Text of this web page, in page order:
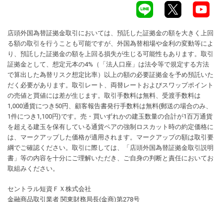
店頭外国為替証拠金取引においては、預託した証拠金の額を大きく上回
る額の取引を行うことも可能ですが、外国為替相場や金利の変動等によ
り、預託した証拠金の額を上回る損失が生じる可能性もあります。取引
証拠金として、想定元本の4%（「法人口座」は法令等で規定する方法
で算出した為替リスク想定比率）以上の額の必要証拠金を予め預託いた
だく必要があります。取引レート、両替レートおよびスワップポイント
の売値と買値には差が生じます。取引手数料は無料、受渡手数料は
1,000通貨につき50円、顧客報告書発行手数料は無料(郵送の場合のみ、
1件につき1,100円)です。売・買いずれかの建玉数量の合計が1百万通貨
を超える建玉を保有している通貨ペアの強制ロスカット時の約定価格に
は、マークアップした価格が適用されます。マークアップの額は取引要
綱でご確認ください。取引に際しては、「店頭外国為替証拠金取引説明
書」等の内容を十分にご理解いただき、ご自身の判断と責任においてお
取組みください。
セントラル短資ＦＸ株式会社
金融商品取引業者 関東財務局長(金商)第278号